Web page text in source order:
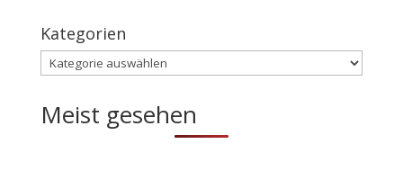
Kategorien
Kategorien
Meist gesehen